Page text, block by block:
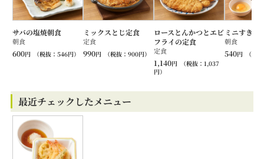
サバの塩焼朝食
朝食
600円 （税抜：546円）
ミックスとじ定食
定食
990円 （税抜：900円）
ロースとんかつとエビ
フライの定食
定食
1,140円 （税抜：1,037
円）
ミニすき焼
朝食
540円 （税
最近チェックしたメニュー